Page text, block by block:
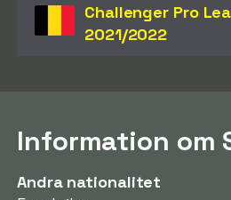
Challenger Pro
2021/2022
Information om
Andra nationalitet